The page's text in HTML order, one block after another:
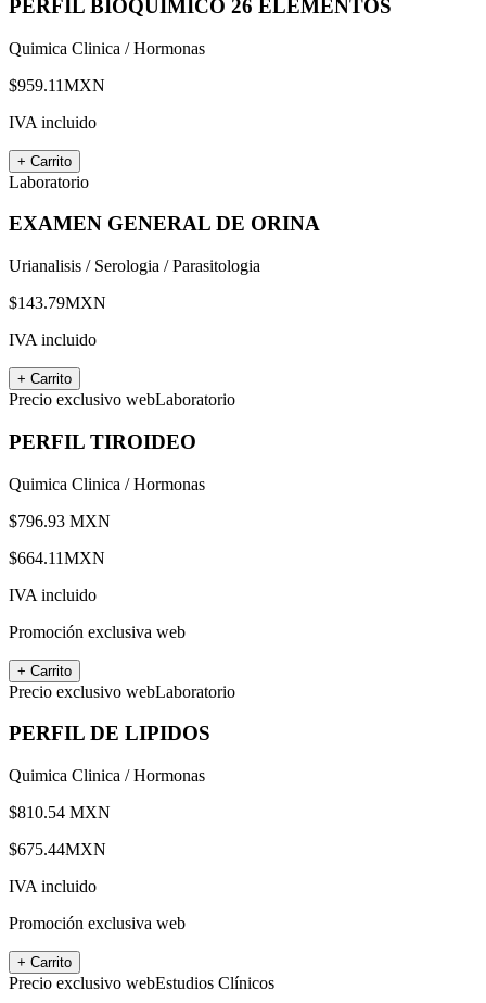
PERFIL BIOQUIMICO 26 ELEMENTOS
Quimica Clinica / Hormonas
$959.11MXN
IVA incluido
+ Carrito
Laboratorio
EXAMEN GENERAL DE ORINA
Urianalisis / Serologia / Parasitologia
$143.79MXN
IVA incluido
+ Carrito
Precio exclusivo webLaboratorio
PERFIL TIROIDEO
Quimica Clinica / Hormonas
$796.93 MXN
$664.11MXN
IVA incluido
Promoción exclusiva web
+ Carrito
Precio exclusivo webLaboratorio
PERFIL DE LIPIDOS
Quimica Clinica / Hormonas
$810.54 MXN
$675.44MXN
IVA incluido
Promoción exclusiva web
+ Carrito
Precio exclusivo webEstudios Clínicos